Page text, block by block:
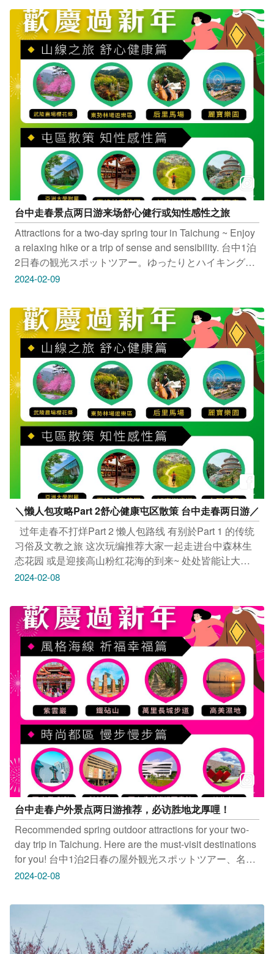
个定点 让民众依序从妈祖銮轿下爬过，祈愿在新的一年
五福临门、鸿运当头 ​ 地址：台中市东区旱溪街48号 时
间：06:30–22:00 ​ ​ #大甲镇澜宫 ​ 夜晚的大甲镇澜宫依旧
人声鼎沸 台湾民间习俗，认为在初一子时，庙门开门後
第1个将香插到香炉里就是「头香」 抢到头香可以有一整
年的好运气，过往都能吸引许多民众前来共襄盛举 ​ 今年
仪式需待庙方最新公告为准 但为疏通过年走春人潮，大
甲区公所特别安排旅客免费接驳车唷！ 更多相关资讯：
https://reurl.cc/dLqXKV ​ 地址：台中市大甲区顺天路158
号 时间：03:00–22:30
台中走春景点两日游来场舒心健行或知性感性之旅
Attractions for a two-day spring tour in Taichung ~ Enjoy
a relaxing hike or a trip of sense and sensibility. 台中1泊
2日春の観光スポットツアー。ゆったりとハイキングし
たり、知性と感性あふれる旅をお楽しみください 봄맞
또는 지성과 감성을 채우는 여행을 떠나보세요 舒心健康
山线之旅： 武陵农场樱花季、东势林场游乐区、后里马
场、丽宝乐园 知性感性屯区散策： 亚洲大学附属现代美
术馆、雾峰林家花园、知高圳步道、白阳圣庙 只要
Tag@taichungtravels 就有机会让你的美照在大玩台中
FB、IG、微博及台中观光旅游网上曝光喔！
#taichungtravels #travel #scenery #Landscape #taiwan
#taichung #discovertaichung #여행 #풍경 #観光 #旅行 #
风景 #台中 #大玩台中 #台中景点 #打卡景点 #台中风景 #
武陵农场 #东势林场游乐区 #后里马场 #丽宝乐园 #亚洲
大学附属现代美术馆 #雾峰林家花园 #知高圳步道 #白阳
2024-02-09
＼‌懒人包攻略Part 2舒心健康屯区散策 台中走春两日游／
​ ​ 过年走春不打烊Part 2 懒人包路线 有别於Part 1 的传统
习俗及文教之旅 这次玩编推荐大家一起走进台中森林生
态花园 或是迎接高山粉红花海的到来~ 处处皆能让大小
朋友开怀大笑的欢乐园区之旅 ​ ​ ​ #舒心健康-山线之旅 春
多棵高达10多种的樱花树已陆续盛开，让大人小孩皆能
心花怒放的粉红花海 同为渡假休闲好去处的「东势林
场」一年四季皆有不同花卉，动植物生态丰富，体悟徜佯
於山林芳香中远离尘嚣的舒适心境 或是到「后里马
场」、「丽宝乐园」沉浸在欢乐的儿童世界里吧～ ​ #知
性感性-屯区散策 最後一日的行程就让我们到台中屯区一
览国定古蹟，台湾第一闽式建筑、台湾五大家族之一的绝
代风华「雾峰林家花园 宫保第园区」，再到低调静谧而
纯粹的「亚洲大学附属现代美术馆」，在艺术与自然中相
遇 或是到乌日「知高圳步道」、「白阳圣庙」休闲准备
假期最後的收心操
2024-02-08
台中走春户外景点两日游推荐，必访胜地龙厚哩！
Recommended spring outdoor attractions for your two-
day trip in Taichung. Here are the must-visit destinations
for you! 台中1泊2日春の屋外観光スポットツアー、名所
を全てご绍介します！ 봄맞이 타이중 야외 관광명소 2일
⛰祈福幸福－风格海线 紫云岩、铁砧山、高美湿地、万
里长城步道 漫步生活－时尚都区 国家歌剧院、国立自然
科学博物馆、国立公共资讯图书馆-总馆、国立台湾美术
馆 只要Tag@taichungtravels 就有机会让你的美照在大玩
2024-02-08